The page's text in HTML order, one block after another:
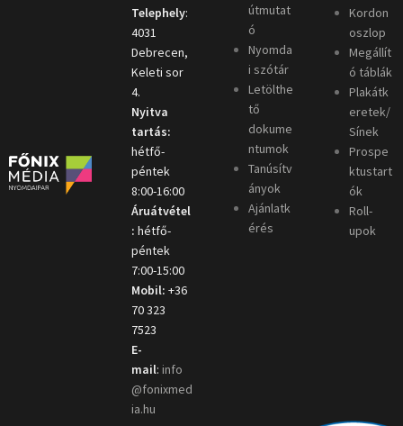
Telephely:
4031
Debrecen,
Keleti sor
4.
Nyitva
tartás:
hétfő-
péntek
8:00-16:00
Áruátvétel
: hétfő-
péntek
7:00-15:00
Mobil: +36
70 323
7523
E-
mail: info
@fonixmed
ia.hu
útmutat
ó
Nyomda
i szótár
Letölthe
tő
dokume
ntumok
Tanúsítv
ányok
Ajánlatk
érés
Kordon
oszlop
Megállít
ó táblák
Plakátk
eretek/
Sínek
Prospe
ktustart
ók
Roll-
upok